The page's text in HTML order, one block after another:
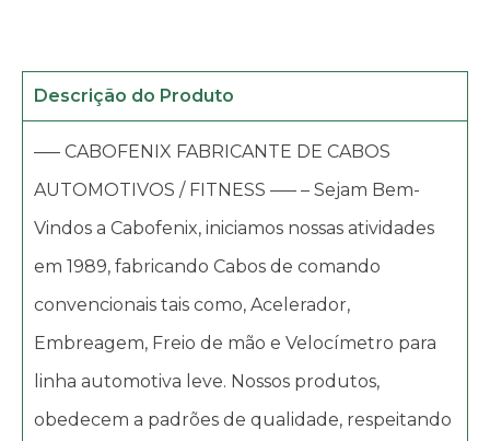
Descrição do Produto
—– CABOFENIX FABRICANTE DE CABOS
AUTOMOTIVOS / FITNESS —– – Sejam Bem-
Vindos a Cabofenix, iniciamos nossas atividades
em 1989, fabricando Cabos de comando
convencionais tais como, Acelerador,
Embreagem, Freio de mão e Velocímetro para
linha automotiva leve. Nossos produtos,
obedecem a padrões de qualidade, respeitando